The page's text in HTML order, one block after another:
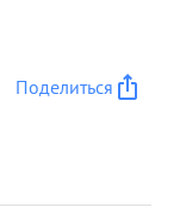
Поделиться